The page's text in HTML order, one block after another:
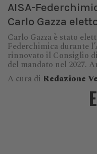
AISA-
Carlo Gazza
Carlo Gazza è stato
Federchimica durante
rinnovato il Consiglio
del mandato nel 2027.
A cura di Redazione